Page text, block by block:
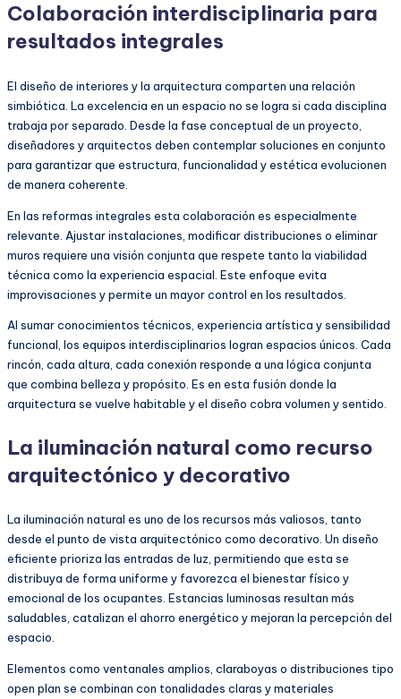
Colaboración interdisciplinaria para
resultados integrales
El diseño de interiores y la arquitectura comparten una relación
simbiótica. La excelencia en un espacio no se logra si cada disciplina
trabaja por separado. Desde la fase conceptual de un proyecto,
diseñadores y arquitectos deben contemplar soluciones en conjunto
para garantizar que estructura, funcionalidad y estética evolucionen
de manera coherente.
En las reformas integrales esta colaboración es especialmente
relevante. Ajustar instalaciones, modificar distribuciones o eliminar
muros requiere una visión conjunta que respete tanto la viabilidad
técnica como la experiencia espacial. Este enfoque evita
improvisaciones y permite un mayor control en los resultados.
Al sumar conocimientos técnicos, experiencia artística y sensibilidad
funcional, los equipos interdisciplinarios logran espacios únicos. Cada
rincón, cada altura, cada conexión responde a una lógica conjunta
que combina belleza y propósito. Es en esta fusión donde la
arquitectura se vuelve habitable y el diseño cobra volumen y sentido.
La iluminación natural como recurso
arquitectónico y decorativo
La iluminación natural es uno de los recursos más valiosos, tanto
desde el punto de vista arquitectónico como decorativo. Un diseño
eficiente prioriza las entradas de luz, permitiendo que esta se
distribuya de forma uniforme y favorezca el bienestar físico y
emocional de los ocupantes. Estancias luminosas resultan más
saludables, catalizan el ahorro energético y mejoran la percepción del
espacio.
Elementos como ventanales amplios, claraboyas o distribuciones tipo
open plan se combinan con tonalidades claras y materiales